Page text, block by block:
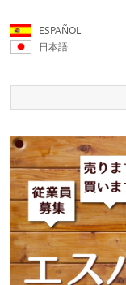
ESPAÑOL
日本語